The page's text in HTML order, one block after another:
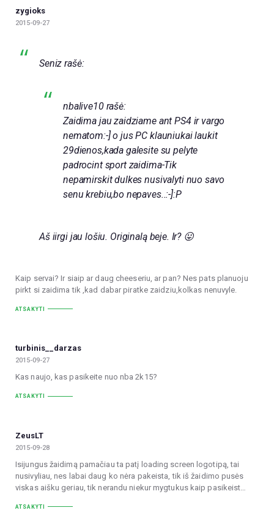
zygioks
2015-09-27
Seniz rašė:
nbalive10 rašė:
Zaidima jau zaidziame ant PS4 ir vargo
nematom:-] o jus PC klauniukai laukit
29dienos,kada galesite su pelyte
padrocint sport zaidima-Tik
nepamirskit dulkes nusivalyti nuo savo
senu krebiu,bo nepaves..:-]:P
Aš iirgi jau lošiu. Originalą beje. Ir? 😛
Kaip servai? Ir siaip ar daug cheeseriu, ar pan? Nes pats planuoju
pirkt si zaidima tik ,kad dabar piratke zaidziu,kolkas nenuvyle.
ATSAKYTI
turbinis__darzas
2015-09-27
Kas naujo, kas pasikeite nuo nba 2k15?
ATSAKYTI
ZeusLT
2015-09-28
Isijungus žaidimą pamačiau ta patį loading screen logotipą, tai
nusivyliau, nes labai daug ko nėra pakeista, tik iš žaidimo pusės
viskas aišku geriau, tik nerandu niekur mygtukus kaip pasikeist…
ATSAKYTI